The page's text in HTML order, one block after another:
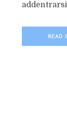
READ